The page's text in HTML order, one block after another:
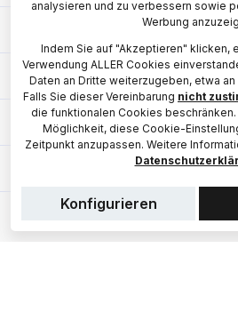
Unsere Vorteile
Zahlungsmethoden
© Copyright 2026 Univaro
analysieren und zu verbessern sowie
Werbung
Indem Sie auf "Akzeptieren" klicken,
Verwendung ALLER Cookies
Daten an Dritte weiterzugeben, etwa
Falls Sie dieser Vereinbarung nicht
die funktionalen Cookies
Möglichkeit, diese Cookie-
Zeitpunkt anzupassen. Weitere
Konfigurieren